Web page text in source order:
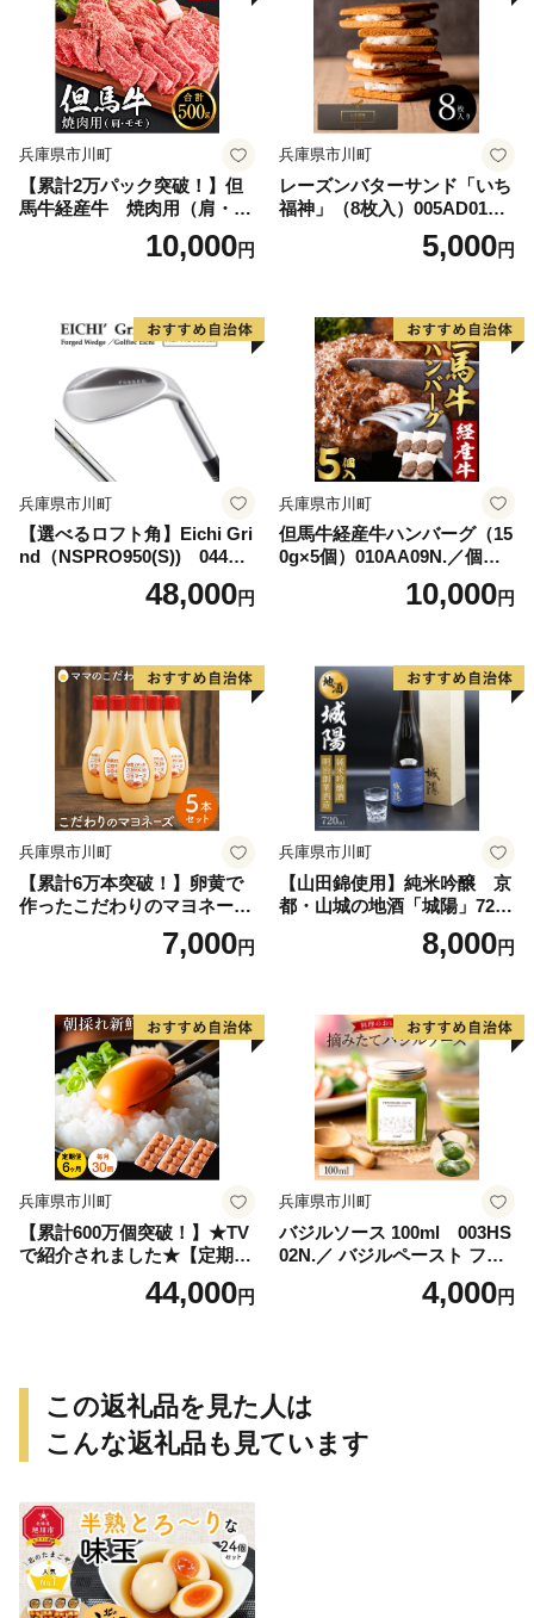
兵庫県市川町
【累計2万パック突破！】但
馬牛経産牛 焼肉用（肩・モ
モ）500ｇ 010AA05N.／焼肉
セット 黒毛和牛 いちかわ精
ウトドア キャンプ 冷凍 焼き
10,000円
兵庫県市川町
レーズンバターサンド「いち
福神」（8枚入）005AD01N.
／詰合せ スイーツ レーズン
サンド もち麦粉使用 コーヒ
子 クッキー バター 化粧箱 個
包装 冷凍 ホワイトデー 母の
日 8枚 もち麦粉
5,000円
兵庫県市川町
【選べるロフト角】Eichi Gri
nd（NSPRO950(S)) 044BD
08N.／国産 ゴルフクラブ ウ
ェッジ 選べるロフト フォー
48,000円
兵庫県市川町
但馬牛経産牛ハンバーグ（15
0g×5個）010AA09N.／個包
装 牛肉 黒毛和牛 100% 国産
経産牛 和牛 赤身 味付け ほく
単調理 セット 詰め合わせ 詰
合せ 冷凍 お弁当 おかず
10,000円
兵庫県市川町
【累計6万本突破！】卵黄で
作ったこだわりのマヨネーズ
5個 008AC01N.／ママのこだ
わり卵 大容量 栄養満点 調味
7,000円
兵庫県市川町
【山田錦使用】純米吟醸 京
都・山城の地酒「城陽」720
ｍｌ 008JS01N.／日本酒 度
数 15度 純米吟醸地酒 精米歩
8,000円
兵庫県市川町
【累計600万個突破！】★TV
で紹介されました★【定期
便】タズミの卵Ｍサイズ（30
個×6か月）044AB01N.／こ
6か月 定期便
44,000円
兵庫県市川町
バジルソース 100ml 003HS
02N.／ バジルペースト フレ
ッシュ バジル 調味料 国産 ス
パイス ハーブ 料理 簡単 パス
4,000円
この返礼品を見た人は
こんな返礼品も見ています